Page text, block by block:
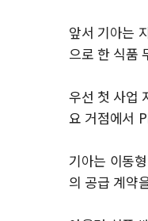
앞서 기아는
으로 한 식품
우선 첫 사업
요 거점에서
기아는 이동
의 공급 계약